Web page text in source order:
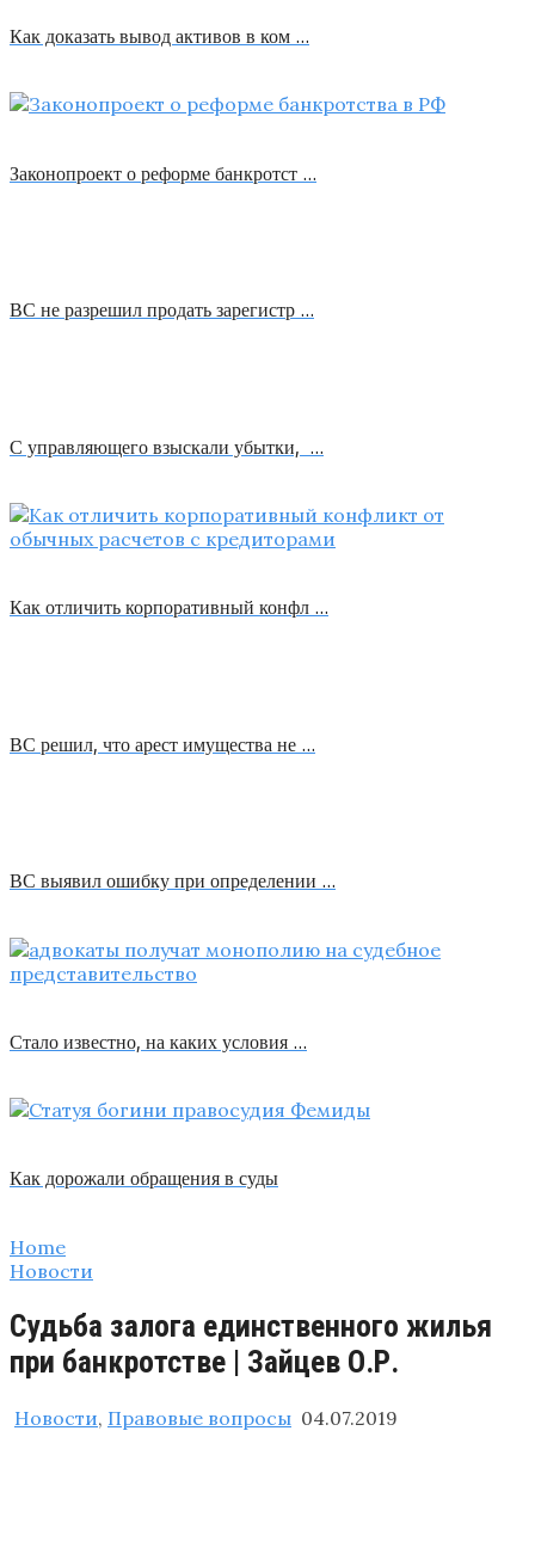
Как доказать вывод активов в ком …
Законопроект о реформе банкротст …
ВС не разрешил продать зарегистр …
С управляющего взыскали убытки, …
Как отличить корпоративный конфл …
ВС решил, что арест имущества не …
ВС выявил ошибку при определении …
Стало известно, на каких условия …
Как дорожали обращения в суды
Home
Новости
Судьба залога единственного жилья
при банкротстве | Зайцев О.Р.
Новости, Правовые вопросы 04.07.2019